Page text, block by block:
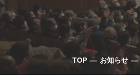
TOP お知らせ